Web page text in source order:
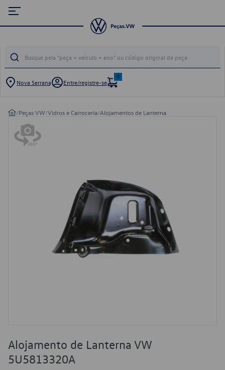
Nova Serrana Entre/registre-se
0
/Peças VW/Vidros e Carroceria/Alojamentos de Lanterna
Alojamento de Lanterna VW
5U5813320A